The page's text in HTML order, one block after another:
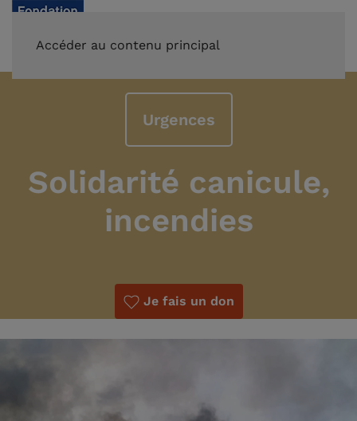
Accéder au contenu principal
Urgences
Solidarité canicule,
incendies
Je fais un don